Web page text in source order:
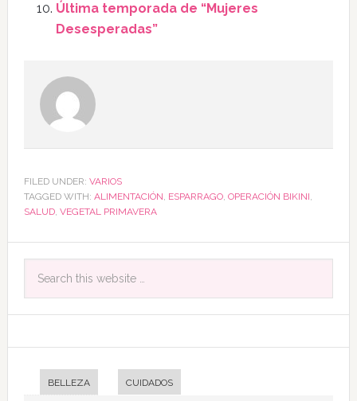
Última temporada de “Mujeres
Desesperadas”
FILED UNDER: VARIOS
TAGGED WITH: ALIMENTACIÓN, ESPARRAGO, OPERACIÓN BIKINI,
SALUD, VEGETAL PRIMAVERA
BELLEZA CUIDADOS